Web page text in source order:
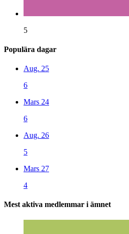
5
Populära dagar
Aug. 25
6
Mars 24
6
Aug. 26
5
Mars 27
4
Mest aktiva medlemmar i ämnet